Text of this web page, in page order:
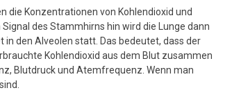
die Konzentrationen von Kohlendioxid und
des Stammhirns hin wird die Lunge dann
den Alveolen statt. Das bedeutet, dass der
Kohlendioxid aus dem Blut zusammen
Blutdruck und Atemfrequenz. Wenn man